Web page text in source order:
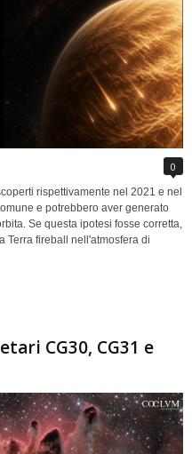
0
rispettivamente nel 2021 e nel
e potrebbero aver generato
Se questa ipotesi fosse corretta,
Terra fireball nell'atmosfera di
CG30, CG31 e